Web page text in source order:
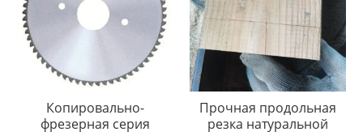
Копировально-
фрезерная серия
Прочная продольная
резка натуральной